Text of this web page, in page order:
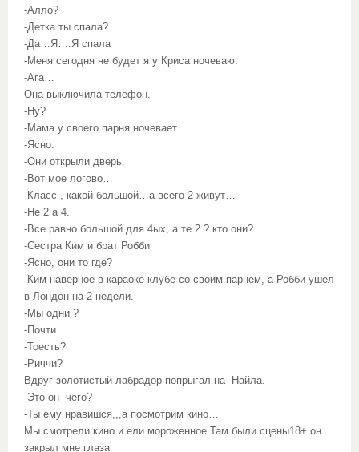
-Алло?
-Детка ты спала?
-Да…Я….Я спала
-Меня сегодня не будет я у Криса ночеваю.
-Ага…
Она выключила телефон.
-Ну?
-Мама у своего парня ночевает
-Ясно.
-Они открыли дверь.
-Вот мое логово…
-Класс , какой большой…а всего 2 живут…
-Не 2 а 4.
-Все равно большой для 4ых, а те 2 ? кто они?
-Сестра Ким и брат Робби
-Ясно, они то где?
-Ким наверное в караоке клубе со своим парнем, а Робби ушел
в Лондон на 2 недели.
-Мы одни ?
-Почти…
-Тоесть?
-Риччи?
Вдруг золотистый лабрадор попрыгал на Найла.
-Это он чего?
-Ты ему нравишся,,,а посмотрим кино…
Мы смотрели кино и ели мороженное.Там были сцены18+ он
закрыл мне глаза